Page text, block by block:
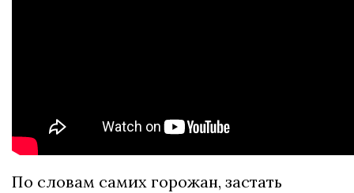
По словам самих горожан, застать